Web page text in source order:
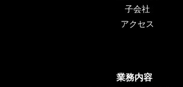
子会社
アクセス
業務内容